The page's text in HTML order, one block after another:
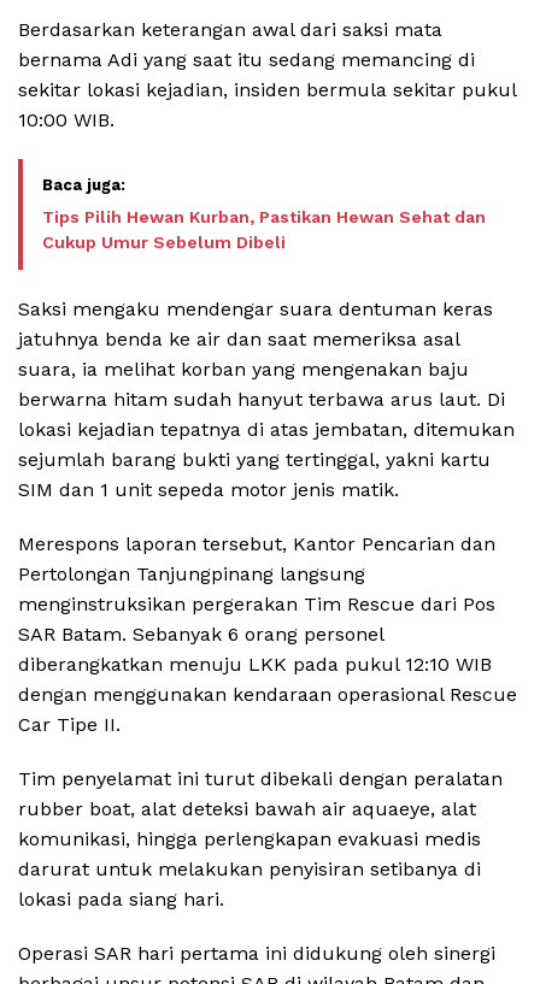
Berdasarkan keterangan awal dari saksi mata
bernama Adi yang saat itu sedang memancing di
sekitar lokasi kejadian, insiden bermula sekitar pukul
10:00 WIB.
Tips Pilih Hewan Kurban, Pastikan Hewan Sehat dan
Cukup Umur Sebelum Dibeli
Saksi mengaku mendengar suara dentuman keras
jatuhnya benda ke air dan saat memeriksa asal
suara, ia melihat korban yang mengenakan baju
berwarna hitam sudah hanyut terbawa arus laut. Di
lokasi kejadian tepatnya di atas jembatan, ditemukan
sejumlah barang bukti yang tertinggal, yakni kartu
SIM dan 1 unit sepeda motor jenis matik.
Merespons laporan tersebut, Kantor Pencarian dan
Pertolongan Tanjungpinang langsung
menginstruksikan pergerakan Tim Rescue dari Pos
SAR Batam. Sebanyak 6 orang personel
diberangkatkan menuju LKK pada pukul 12:10 WIB
dengan menggunakan kendaraan operasional Rescue
Car Tipe II.
Tim penyelamat ini turut dibekali dengan peralatan
rubber boat, alat deteksi bawah air aquaeye, alat
komunikasi, hingga perlengkapan evakuasi medis
darurat untuk melakukan penyisiran setibanya di
lokasi pada siang hari.
Operasi SAR hari pertama ini didukung oleh sinergi